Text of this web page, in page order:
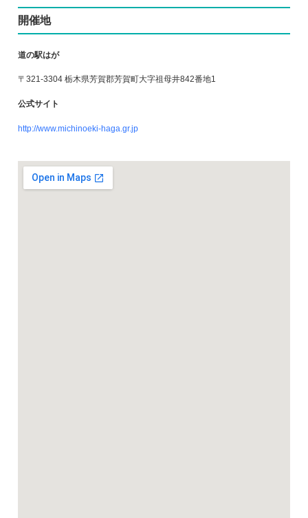
開催地
道の駅はが
〒321-3304 栃木県芳賀郡芳賀町大字祖母井842番地1
公式サイト
http://www.michinoeki-haga.gr.jp